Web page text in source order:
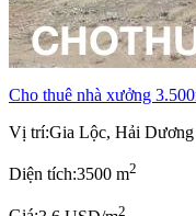
Cho thuê nhà xưởng
Vị trí:Gia Lộc, Hải Dương
Diện tích:3500 m2
2